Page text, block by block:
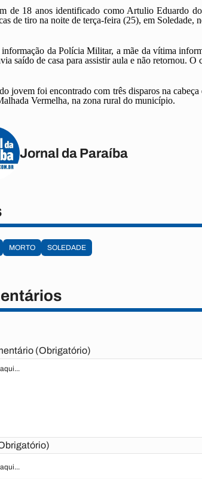
de 18 anos identificado como Artulio Eduardo
de tiro na noite de terça-feira (25), em
informação da Polícia Militar, a mãe da vítima
saído de casa para assistir aula e não retornou.
jovem foi encontrado com três disparos na
Vermelha, na zona rural do município.
Jornal da Paraíba
MORTO SOLEDADE
(Obrigatório)